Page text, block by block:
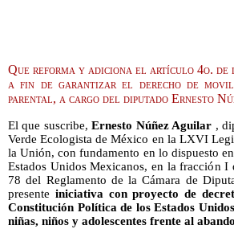
Que reforma y adiciona el artículo 4o.
a fin de garantizar el derecho de
parental, a cargo del diputado Ernesto
El que suscribe,Ernesto Núñez Aguilar ,
Verde Ecologista de México en la LXVI
la Unión, con fundamento en lo dispuesto
Estados Unidos Mexicanos, en la fracción
78 del Reglamento de la Cámara de
presente iniciativa con proyecto de
Constitución Política de los Estados
niñas, niños y adolescentes frente al